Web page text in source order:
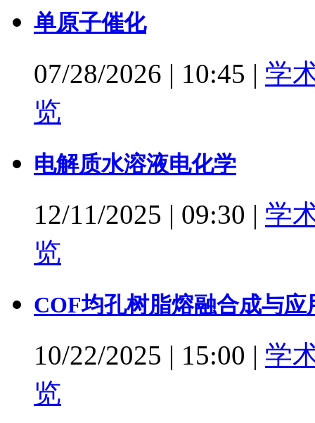
单原子催化
07/28/2026 | 10:45 | 学
览
电解质水溶液电化学
12/11/2025 | 09:30 | 学
览
COF均孔树脂熔融合成与应
10/22/2025 | 15:00 | 学
览